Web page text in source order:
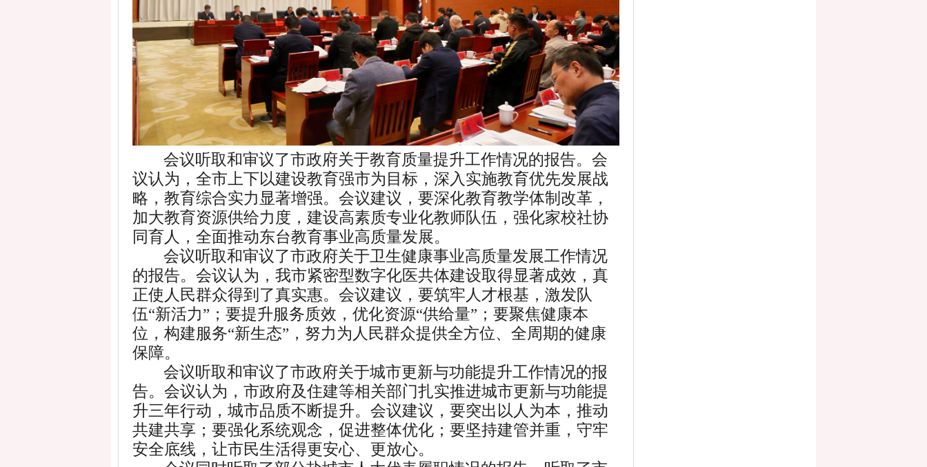
会议听取和审议了市政府关于教育质量提升工作情况的报告。会
议认为，全市上下以建设教育强市为目标，深入实施教育优先发展战
略，教育综合实力显著增强。会议建议，要深化教育教学体制改革，
加大教育资源供给力度，建设高素质专业化教师队伍，强化家校社协
同育人，全面推动东台教育事业高质量发展。
会议听取和审议了市政府关于卫生健康事业高质量发展工作情况
的报告。会议认为，我市紧密型数字化医共体建设取得显著成效，真
正使人民群众得到了真实惠。会议建议，要筑牢人才根基，激发队
伍“新活力”；要提升服务质效，优化资源“供给量”；要聚焦健康本
位，构建服务“新生态”，努力为人民群众提供全方位、全周期的健康
保障。
会议听取和审议了市政府关于城市更新与功能提升工作情况的报
告。会议认为，市政府及住建等相关部门扎实推进城市更新与功能提
升三年行动，城市品质不断提升。会议建议，要突出以人为本，推动
共建共享；要强化系统观念，促进整体优化；要坚持建管并重，守牢
安全底线，让市民生活得更安心、更放心。